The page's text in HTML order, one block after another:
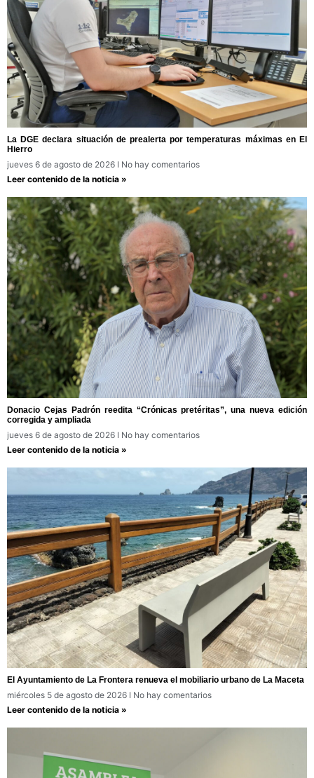
La DGE declara situación de prealerta por temperaturas máximas en El
Hierro
jueves 6 de agosto de 2026
No hay comentarios
Leer contenido de la noticia »
Donacio Cejas Padrón reedita “Crónicas pretéritas”, una nueva edición
corregida y ampliada
jueves 6 de agosto de 2026
No hay comentarios
Leer contenido de la noticia »
El Ayuntamiento de La Frontera renueva el mobiliario urbano de La Maceta
miércoles 5 de agosto de 2026
No hay comentarios
Leer contenido de la noticia »